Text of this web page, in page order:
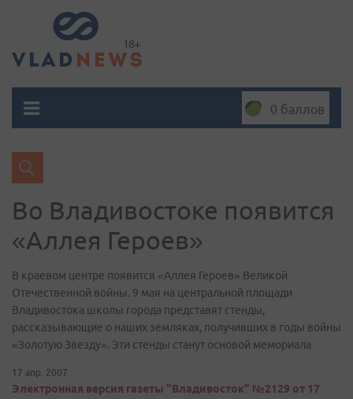
0 баллов
Во Владивостоке появится
«Аллея Героев»
В краевом центре появится «Аллея Героев» Великой
Отечественной войны. 9 мая на центральной площади
Владивостока школы города представят стенды,
рассказывающие о наших земляках, получивших в годы войны
«Золотую Звезду». Эти стенды станут основой мемориала
17 апр. 2007
Электронная версия газеты "Владивосток" №2129 от 17